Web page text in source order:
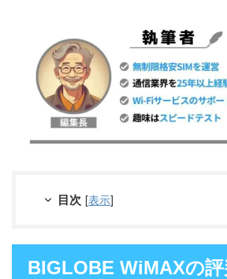
目次 [表示]
BIGLOBE WiMAXの評